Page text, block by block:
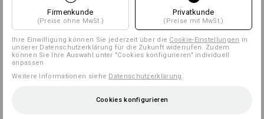
Firmenkunde
(Preise ohne MwSt.)
Privatkunde
(Preise mit MwSt.)
Ihre Einwilligung können Sie jederzeit über die Cookie-Einstellungen in
unserer Datenschutzerklärung für die Zukunft widerrufen. Zudem
können Sie Ihre Auswahl unter "Cookies konfigurieren" individuell
anpassen
Weitere Informationen siehe Datenschutzerklärung.
Cookies konfigurieren